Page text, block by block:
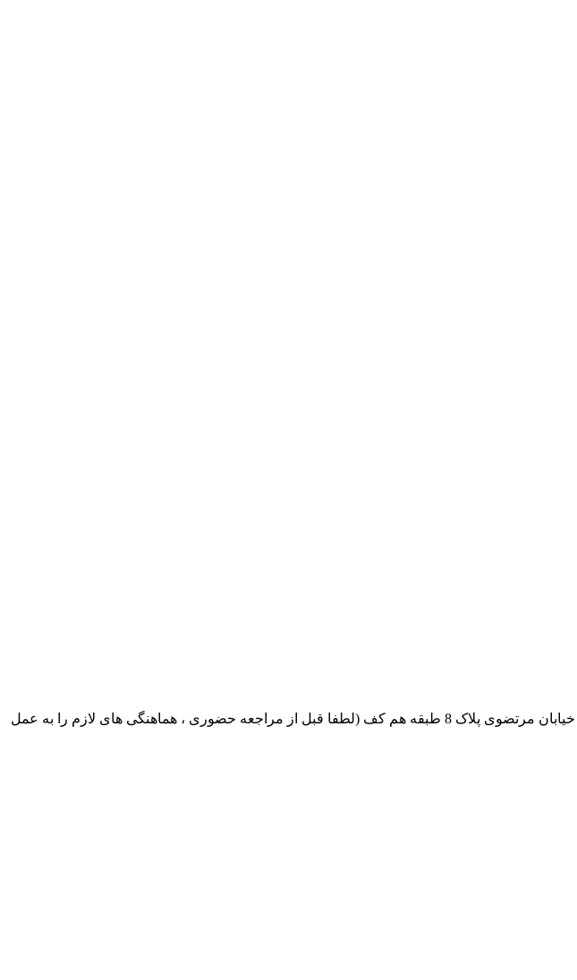
نشانی بخش انفورماتیک ایران بابکت : میدان حر . خ امام خمینی . خیابان کمالی . خیابان اسکندری جنوبی اول خیابان مرتضوی پلاک 8 طبقه هم کف (لطفا قبل از مراجعه حضوری ، هماهنگی های لازم را به عمل